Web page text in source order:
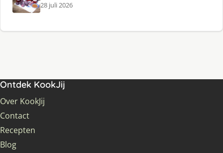
28 juli 2026
Ontdek KookJij
Over KookJij
Contact
Recepten
Blog